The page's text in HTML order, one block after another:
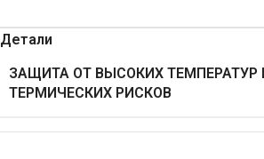
Детали
ЗАЩИТА ОТ ВЫСОКИХ ТЕМПЕРАТУР
ТЕРМИЧЕСКИХ РИСКОВ